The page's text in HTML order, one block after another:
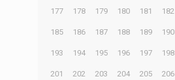
177 178 179 180 181 182
185 186 187 188 189 190
193 194 195 196 197 198
201 202 203 204 205 206